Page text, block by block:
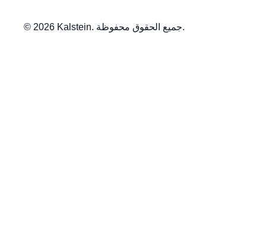
© 2026 Kalstein. جميع الحقوق محفوظة.